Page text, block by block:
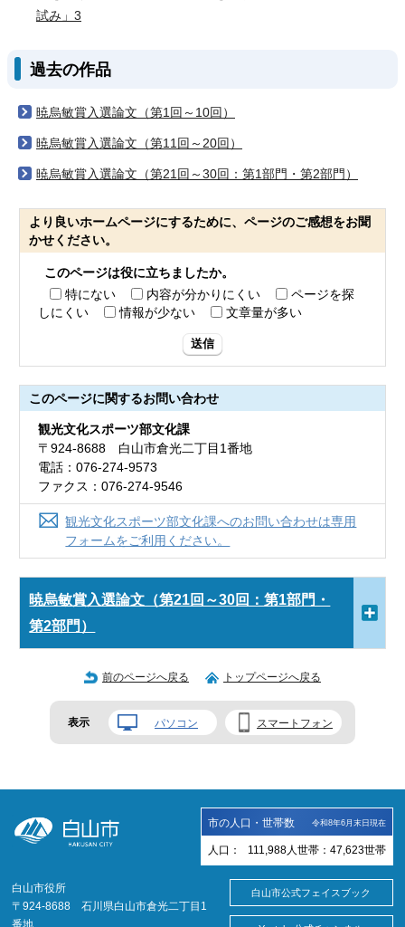
試み」3
過去の作品
暁烏敏賞入選論文（第1回～10回）
暁烏敏賞入選論文（第11回～20回）
暁烏敏賞入選論文（第21回～30回：第1部門・第2部門）
より良いホームページにするために、ページのご感想をお聞
かせください。
このページは役に立ちましたか。
特にない
内容が分かりにくい
ページを探
しにくい
情報が少ない 文章量が多い
送信
このページに関するお問い合わせ
観光文化スポーツ部文化課
〒924-8688 白山市倉光二丁目1番地
電話：076-274-9573
ファクス：076-274-9546
観光文化スポーツ部文化課へのお問い合わせは専用
フォームをご利用ください。
暁烏敏賞入選論文（第21回～30回：第1部門・
第2部門）
前のページへ戻る トップページへ戻る
表示 パソコン スマートフォン
市の人口・世帯数 令和8年6月末日現在
人口： 111,988 人 世帯： 47,623世帯
白山市役所
〒924-8688 石川県白山市倉光二丁目1
番地
白山市公式フェイスブック